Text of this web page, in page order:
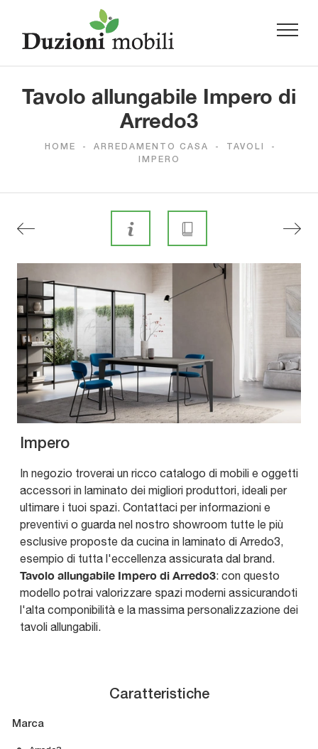
Tavolo allungabile Impero di
Arredo3
HOME - ARREDAMENTO CASA - TAVOLI
-
IMPERO
Impero
In negozio troverai un ricco catalogo di mobili e oggetti
accessori in laminato dei migliori produttori, ideali per
ultimare i tuoi spazi. Contattaci per informazioni e
preventivi o guarda nel nostro showroom tutte le più
esclusive proposte da cucina in laminato di Arredo3,
esempio di tutta l'eccellenza assicurata dal brand.
Tavolo allungabile Impero di Arredo3: con questo
modello potrai valorizzare spazi moderni assicurandoti
l'alta componibilità e la massima personalizzazione dei
tavoli allungabili.
Caratteristiche
Marca